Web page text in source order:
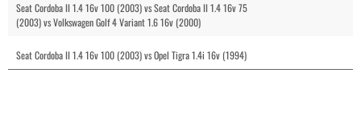
Seat Cordoba II 1.4 16v 100 (2003) vs Seat Cordoba II 1.4 16v 75
(2003) vs Volkswagen Golf 4 Variant 1.6 16v (2000)
Seat Cordoba II 1.4 16v 100 (2003) vs Opel Tigra 1.4i 16v (1994)